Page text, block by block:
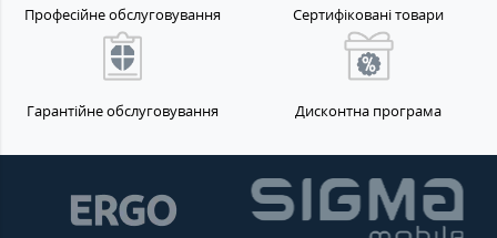
Професійне обслуговування Сертифіковані товари
Гарантійне обслуговування Дисконтна програма